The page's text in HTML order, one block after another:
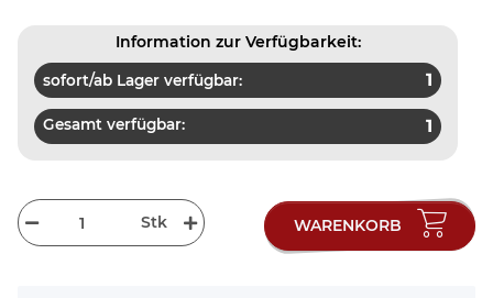
Information zur Verfügbarkeit:
sofort/ab Lager verfügbar: 1
Gesamt verfügbar: 1
Stk WARENKORB